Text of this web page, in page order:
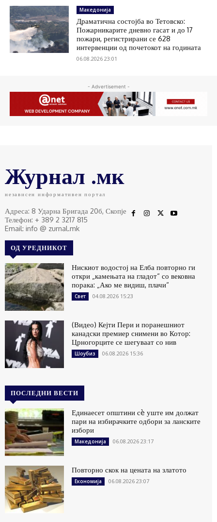
Македонија
Драматична состојба во Тетовско:
Пожарникарите дневно гасат и до 17
пожари, регистрирани се 628
интервенции од почетокот на годината
06.08.2026 23:01
- Advertisement -
Журнал .мк
независен информативен портал
Адреса: 8 Ударна Бригада 20б, Скопје
Телефон: + 389 2 3217 815
Email: info @ zurnal.mk
ОД УРЕДНИКОТ
Нискиот водостој на Елба повторно ги
откри „камењата на гладот“ со вековна
порака: „Ако ме видиш, плачи“
Свет 04.08.2026 15:23
(Видео) Кејти Пери и поранешниот
канадски премиер снимени во Котор:
Црногорците се шегуваат со нив
Шоубиз 06.08.2026 15:36
ПОСЛЕДНИ ВЕСТИ
Единаесет општини сè уште им должат
пари на избирачките одбори за ланските
избори
Македонија 06.08.2026 23:17
Повторно скок на цената на златото
Економија 06.08.2026 23:07